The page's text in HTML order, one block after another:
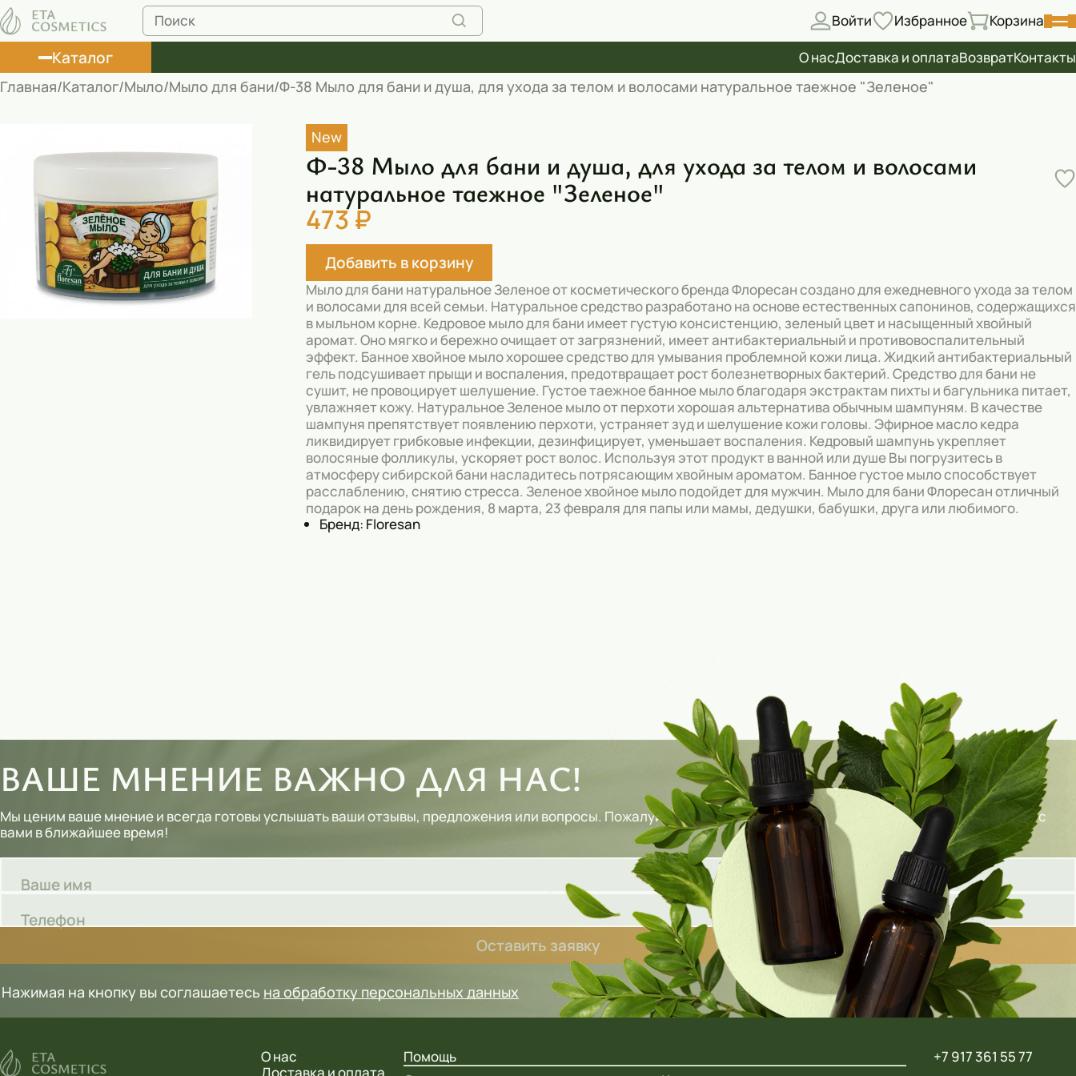
Войти Избранное Корзина
Каталог О насДоставка и оплатаВозвратКонтакты
Туши
Маски косметические
Муссы
Масла
Шампуни
Тональные кремы
Основы под макияж
Сыворотки
Спреи для уборки
Главная Каталог Мыло Мыло для бани Ф-38 Мыло для бани и душа, для ухода за телом и волосами натуральное таежное "Зеленое"
New
Ф-38 Мыло для бани и душа, для ухода за телом и волосами
натуральное таежное "Зеленое"
473 ₽
Добавить в корзину
Мыло для бани натуральное Зеленое от косметического бренда Флоресан создано для ежедневного ухода за телом
и волосами для всей семьи. Натуральное средство разработано на основе естественных сапонинов, содержащихся
в мыльном корне. Кедровое мыло для бани имеет густую консистенцию, зеленый цвет и насыщенный хвойный
аромат. Оно мягко и бережно очищает от загрязнений, имеет антибактериальный и противовоспалительный
эффект. Банное хвойное мыло хорошее средство для умывания проблемной кожи лица. Жидкий антибактериальный
гель подсушивает прыщи и воспаления, предотвращает рост болезнетворных бактерий. Средство для бани не
сушит, не провоцирует шелушение. Густое таежное банное мыло благодаря экстрактам пихты и багульника питает,
увлажняет кожу. Натуральное Зеленое мыло от перхоти хорошая альтернатива обычным шампуням. В качестве
шампуня препятствует появлению перхоти, устраняет зуд и шелушение кожи головы. Эфирное масло кедра
ликвидирует грибковые инфекции, дезинфицирует, уменьшает воспаления. Кедровый шампунь укрепляет
волосяные фолликулы, ускоряет рост волос. Используя этот продукт в ванной или душе Вы погрузитесь в
атмосферу сибирской бани насладитесь потрясающим хвойным ароматом. Банное густое мыло способствует
расслаблению, снятию стресса. Зеленое хвойное мыло подойдет для мужчин. Мыло для бани Флоресан отличный
подарок на день рождения, 8 марта, 23 февраля для папы или мамы, дедушки, бабушки, друга или любимого.
Бренд: Floresan
ВАШЕ МНЕНИЕ ВАЖНО ДЛЯ НАС!
Мы ценим ваше мнение и всегда готовы услышать ваши отзывы, предложения или вопросы. Пожалуйста, заполните форму ниже, и наш специалист свяжется с
вами в ближайшее время!
Ваше имя
Телефон
Оставить заявку
Нажимая на кнопку вы соглашаетесь на обработку персональных данных
О нас
Помощь +7 917 361 55 77